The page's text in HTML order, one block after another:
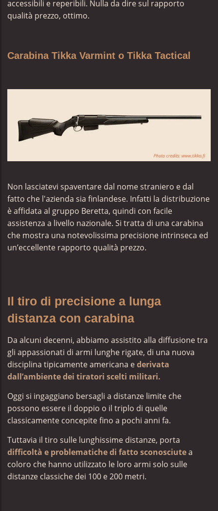
accessibili e reperibili. Nulla da dire sul rapporto
qualità prezzo, ottimo.
Carabina Tikka Varmint o Tikka Tactical
Non lasciatevi spaventare dal nome straniero e dal
fatto che l'azienda sia finlandese. Infatti la distribuzione
è affidata al gruppo Beretta, quindi con facile
assistenza a livello nazionale. Si tratta di una carabina
che mostra una notevolissima precisione intrinseca ed
un’eccellente rapporto qualità prezzo.
Il tiro di precisione a lunga
distanza con carabina
Da alcuni decenni, abbiamo assistito alla diffusione tra
gli appassionati di armi lunghe rigate, di una nuova
disciplina tipicamente americana ederivata
dall’ambiente dei tiratori scelti militari.
Oggi si ingaggiano bersagli a distanze limite che
possono essere il doppio o il triplo di quelle
classicamente concepite fino a pochi anni fa.
Tuttavia il tiro sulle lunghissime distanze, porta
difficoltà e problematiche di fatto sconosciutea
coloro che hanno utilizzato le loro armi solo sulle
distanze classiche dei 100 e 200 metri.